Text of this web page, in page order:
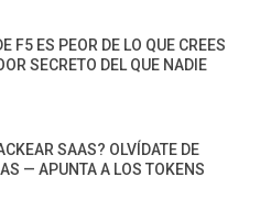
F5 ES PEOR DE LO QUE CREES
SECRETO DEL QUE NADIE
SAAS? OLVÍDATE DE
— APUNTA A LOS TOKENS